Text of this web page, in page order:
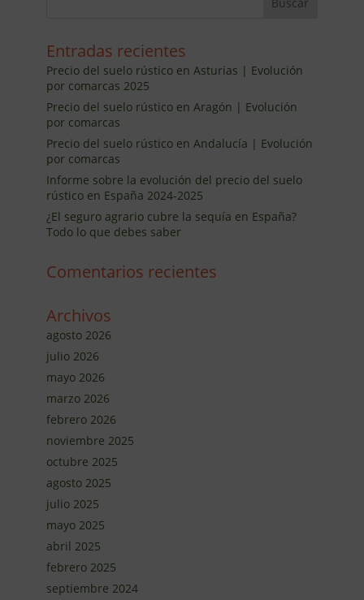
Entradas recientes
Precio del suelo rústico en Asturias | Evolución
por comarcas 2025
Precio del suelo rústico en Aragón | Evolución
por comarcas
Precio del suelo rústico en Andalucía | Evolución
por comarcas
Informe sobre la evolución del precio del suelo
rústico en España 2024-2025
¿El seguro agrario cubre la sequía en España?
Todo lo que debes saber
Comentarios recientes
Archivos
agosto 2026
julio 2026
mayo 2026
marzo 2026
febrero 2026
noviembre 2025
octubre 2025
agosto 2025
julio 2025
mayo 2025
abril 2025
febrero 2025
septiembre 2024